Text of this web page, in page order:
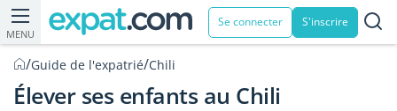
MENU
Se connecter S'inscrire
/Guide de l'expatrié/Chili
Élever ses enfants au Chili